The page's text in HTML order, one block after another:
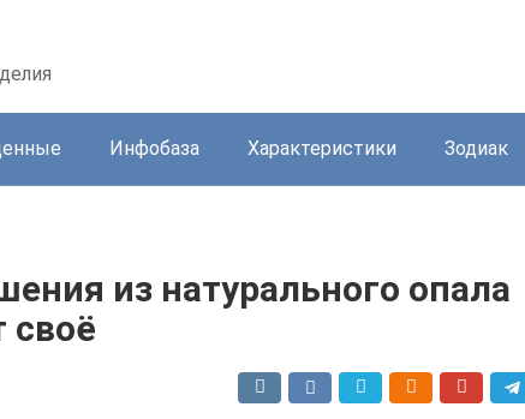
Инфобаза Характеристики Зодиак
из натурального опала